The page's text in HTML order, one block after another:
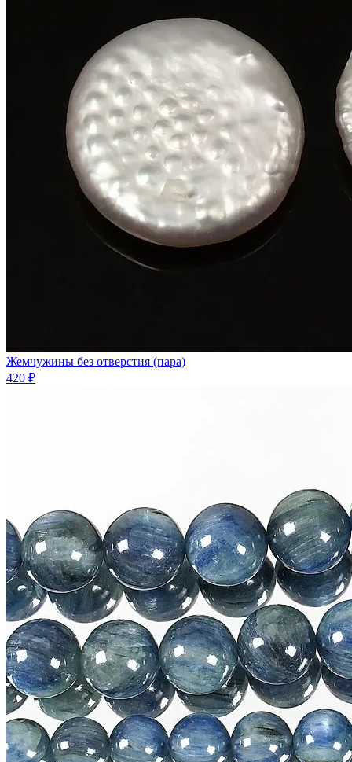
Жемчужины без отверстия (пара)
420 ₽